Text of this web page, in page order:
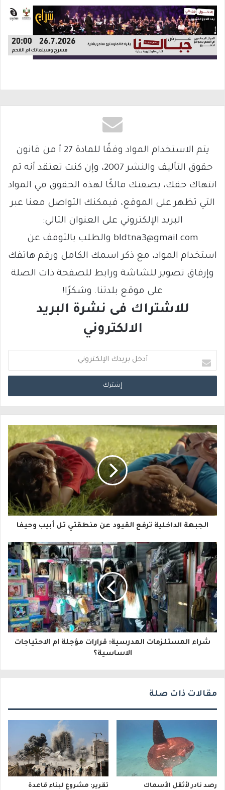
يتم الاستخدام المواد وفقًا للمادة 27 أ من قانون
حقوق التأليف والنشر 2007، وإن كنت تعتقد أنه تم
انتهاك حقك، بصفتك مالكًا لهذه الحقوق في المواد
التي تظهر على الموقع، فيمكنك التواصل معنا عبر
البريد الإلكتروني على العنوان التالي:
bldtna3@gmail.com والطلب بالتوقف عن
استخدام المواد، مع ذكر اسمك الكامل ورقم هاتفك
وإرفاق تصوير للشاشة ورابط للصفحة ذات الصلة
على موقع بلدتنا. وشكرًا!
للاشتراك فى نشرة البريد
الالكتروني
د
خ
ر
ي
د
ك
ا
ل
ك
ر
الجبهة الداخلية ترفع القيود عن منطقتي تل أبيب وحيفا
شراء المستلزمات المدرسية: قرارات مؤجلة ام الاحتياجات
الاساسية؟
مقالات ذات صلة
رصد نادر لأثقل الأسماك تقرير: مشروع لبناء قاعدة